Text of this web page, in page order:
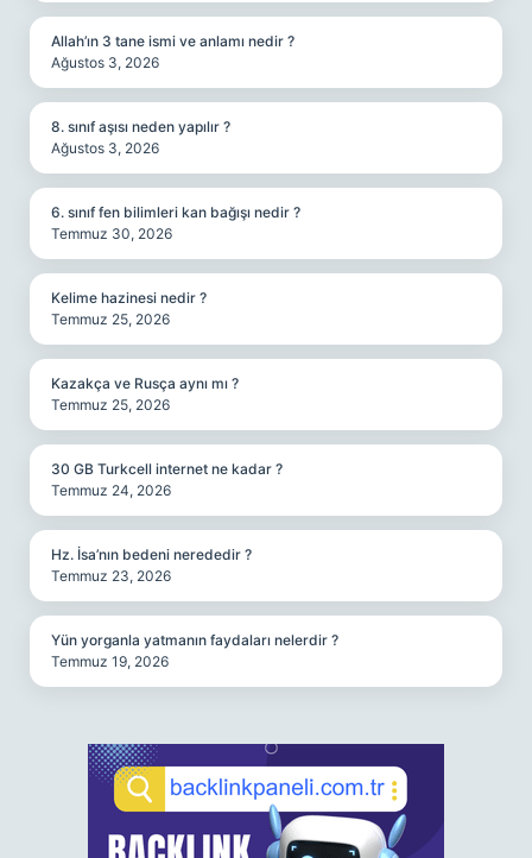
Allah’ın 3 tane ismi ve anlamı nedir ?
Ağustos 3, 2026
8. sınıf aşısı neden yapılır ?
Ağustos 3, 2026
6. sınıf fen bilimleri kan bağışı nedir ?
Temmuz 30, 2026
Kelime hazinesi nedir ?
Temmuz 25, 2026
Kazakça ve Rusça aynı mı ?
Temmuz 25, 2026
30 GB Turkcell internet ne kadar ?
Temmuz 24, 2026
Hz. İsa’nın bedeni nerededir ?
Temmuz 23, 2026
Yün yorganla yatmanın faydaları nelerdir ?
Temmuz 19, 2026